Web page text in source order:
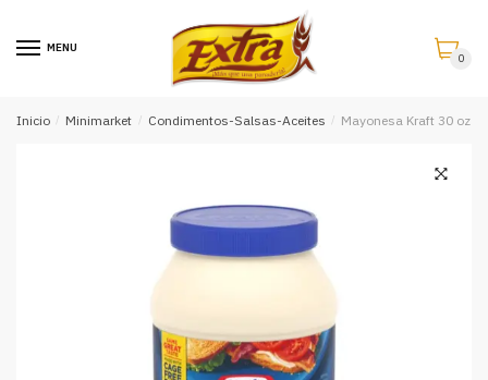
MENU
0
Inicio / Minimarket / Condimentos-Salsas-Aceites / Mayonesa Kraft 30 oz